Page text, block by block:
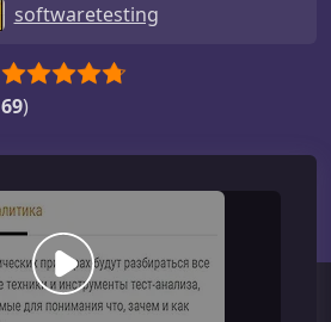
softwaretesting
69)